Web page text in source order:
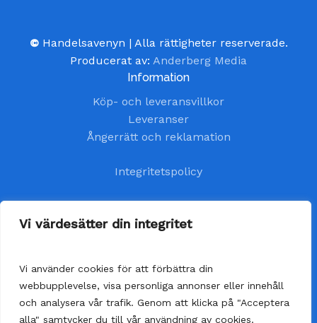
Vi värdesätter din integritet
Vi använder cookies för att förbättra din
webbupplevelse, visa personliga annonser eller innehåll
och analysera vår trafik. Genom att klicka på "Acceptera
alla" samtycker du till vår användning av cookies.
© Handelsavenyn | Alla rättigheter reserverade.
Producerat av: Anderberg Media
Information
Köp- och leveransvillkor
Leveranser
Ångerrätt och reklamation
Integritetspolicy
Kundtjänst
Vår kundtjänst har öppet alla helgfria vardagar.
Vi besvarar dina frågor så fort som möjligt,
senast inom 48 timmar.